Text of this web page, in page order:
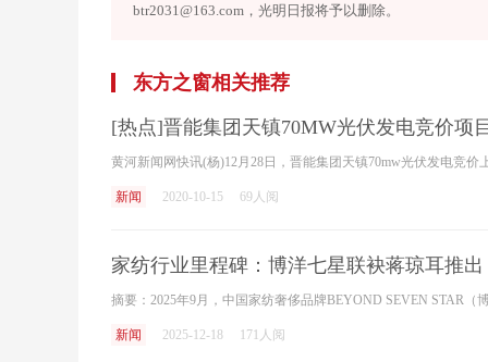
btr2031@163.com，光明日报将予以删除。
东方之窗相关推荐
[热点]晋能集团天镇70MW光伏发电竞价项
新闻 2020-10-15 69人阅
家纺行业里程碑：博洋七星联袂蒋琼耳推
新闻 2025-12-18 171人阅